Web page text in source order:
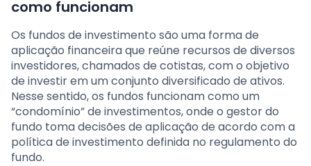
como funcionam
Os fundos de investimento são uma forma de
aplicação financeira que reúne recursos de diversos
investidores, chamados de cotistas, com o objetivo
de investir em um conjunto diversificado de ativos.
Nesse sentido, os fundos funcionam como um
“condomínio” de investimentos, onde o gestor do
fundo toma decisões de aplicação de acordo com a
política de investimento definida no regulamento do
fundo.